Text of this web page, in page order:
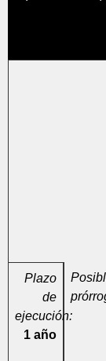
Plazo
de
ejecución:
1 año